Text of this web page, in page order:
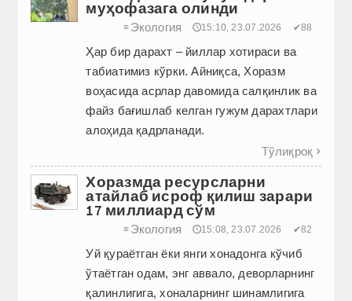
муҳофазага олинди
≡ Экология 🕔15:10, 23.07.2026 ✔88
Ҳар бир дарахт – йиллар хотираси ва
табиатимиз кўрки. Айниқса, Хоразм
воҳасида асрлар давомида салқинлик ва
файз бағишлаб келган гужум дарахтлари
алоҳида қадрланади.
Тўлиқроқ 
Хоразмда ресурсларни
атайлаб исроф қилиш зарари
17 миллиард сўм
≡ Экология 🕔15:08, 23.07.2026 ✔82
Уй қураётган ёки янги хонадонга кўчиб
ўтаётган одам, энг аввало, деворларнинг
қалинлигига, хоналарнинг шинамлигига